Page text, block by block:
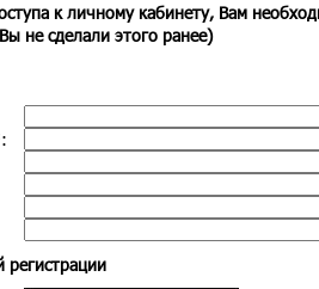
к личному кабинету, Вам
не сделали этого ранее)
:
регистрации